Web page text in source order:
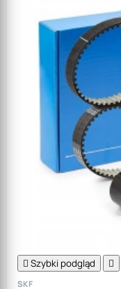
 Szybki podgląd 
SKF